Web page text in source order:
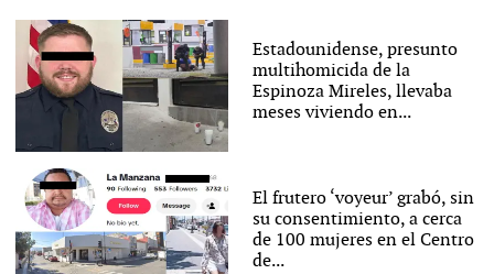
Estadounidense, presunto
multihomicida de la
Espinoza Mireles, llevaba
meses viviendo en...
El frutero ‘voyeur’ grabó, sin
su consentimiento, a cerca
de 100 mujeres en el Centro
de...